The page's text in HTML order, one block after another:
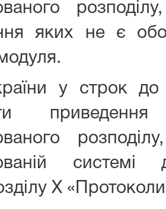
яких не є
у строк
системі
Х